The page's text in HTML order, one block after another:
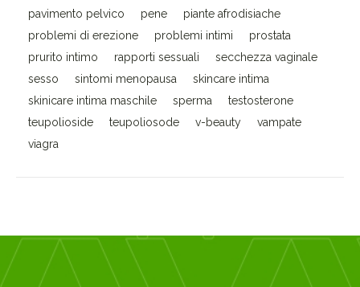
pavimento pelvico
pene
piante afrodisiache
problemi di erezione
problemi intimi
prostata
prurito intimo
rapporti sessuali
secchezza vaginale
sesso
sintomi menopausa
skincare intima
skinicare intima maschile
sperma
testosterone
teupolioside
teupoliosode v-beauty
vampate
viagra